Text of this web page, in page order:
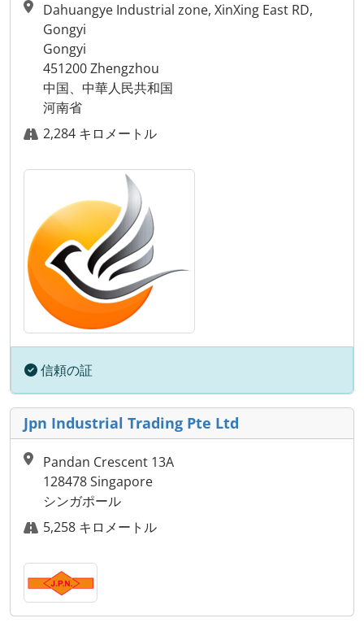
Dahuangye Industrial zone, XinXing East RD,
Gongyi
Gongyi
451200 Zhengzhou
中国、中華人民共和国
河南省
2,284 キロメートル
信頼の証
Jpn Industrial Trading Pte Ltd
Pandan Crescent 13A
128478 Singapore
シンガポール
5,258 キロメートル